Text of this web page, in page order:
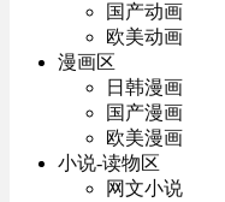
国产动画
欧美动画
漫画区
日韩漫画
国产漫画
欧美漫画
小说-读物区
网文小说